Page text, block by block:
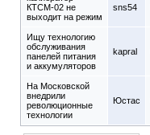
КТСМ-02 не
выходит на режим
sns54
Ищу технологию
обслуживания
панелей питания
и аккумуляторов
kapral
На Московской
внедрили
революционные
технологии
Юстас